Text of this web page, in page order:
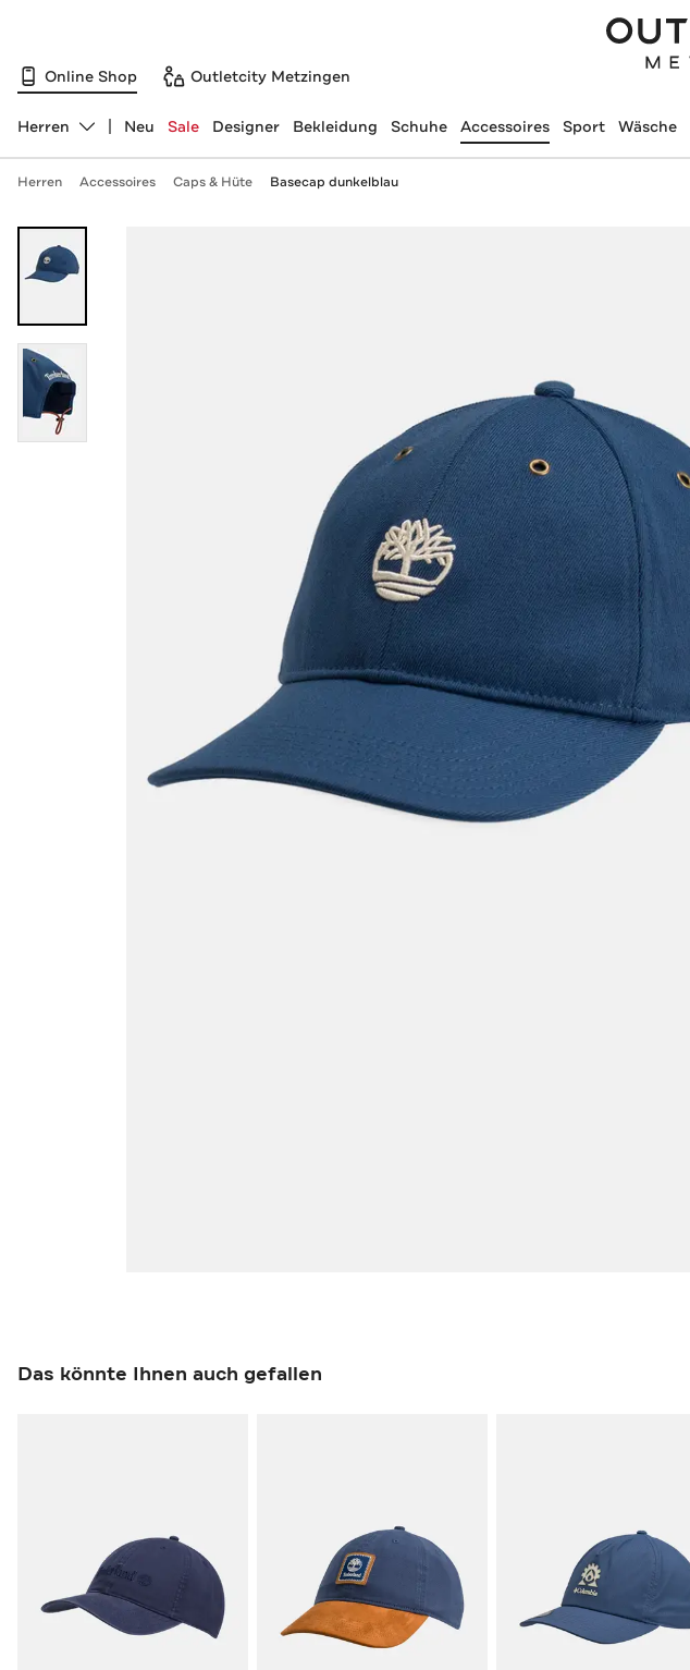
Online Shop Outletcity Metzingen
Abteilung ändern, ausgewählt:
Herren Neu Sale Designer Bekleidung Schuhe Accessoires Sport Wäsche
Herren Accessoires Caps & Hüte Basecap dunkelblau
Das könnte Ihnen auch gefallen